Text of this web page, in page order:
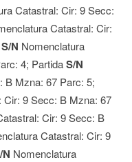
Catastral: Cir: 9 Secc:
Catastral: Cir:
S/N Nomenclatura
4; PartidaS/N
B Mzna: 67 Parc: 5;
Cir: 9 Secc: B Mzna: 67
Cir: 9 Secc: B
Catastral: Cir: 9
Nomenclatura